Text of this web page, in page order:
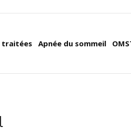
traitées Apnée du sommeil